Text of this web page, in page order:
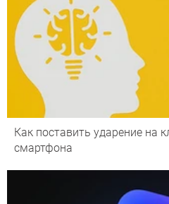
Как поставить ударение на
смартфона